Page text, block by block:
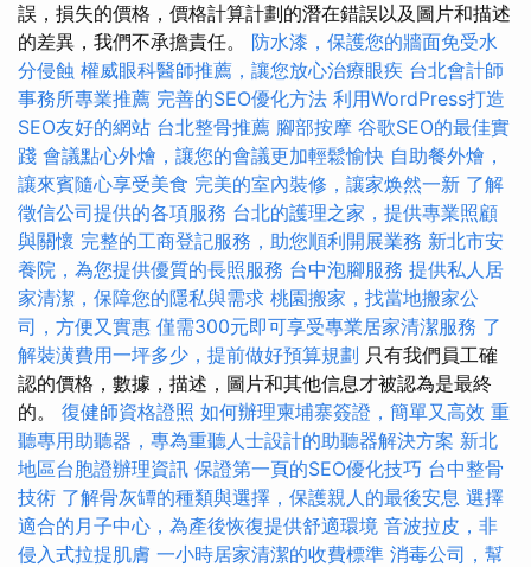
誤，損失的價格，價格計算計劃的潛在錯誤以及圖片和描述
的差異，我們不承擔責任。 防水漆，保護您的牆面免受水
分侵蝕 權威眼科醫師推薦，讓您放心治療眼疾 台北會計師
事務所專業推薦 完善的SEO優化方法 利用WordPress打造
SEO友好的網站 台北整骨推薦 腳部按摩 谷歌SEO的最佳實
踐 會議點心外燴，讓您的會議更加輕鬆愉快 自助餐外燴，
讓來賓隨心享受美食 完美的室內裝修，讓家焕然一新 了解
徵信公司提供的各項服務 台北的護理之家，提供專業照顧
與關懷 完整的工商登記服務，助您順利開展業務 新北市安
養院，為您提供優質的長照服務 台中泡腳服務 提供私人居
家清潔，保障您的隱私與需求 桃園搬家，找當地搬家公
司，方便又實惠 僅需300元即可享受專業居家清潔服務 了
解裝潢費用一坪多少，提前做好預算規劃 只有我們員工確
認的價格，數據，描述，圖片和其他信息才被認為是最終
的。 復健師資格證照 如何辦理柬埔寨簽證，簡單又高效 重
聽專用助聽器，專為重聽人士設計的助聽器解決方案 新北
地區台胞證辦理資訊 保證第一頁的SEO優化技巧 台中整骨
技術 了解骨灰罈的種類與選擇，保護親人的最後安息 選擇
適合的月子中心，為產後恢復提供舒適環境 音波拉皮，非
侵入式拉提肌膚 一小時居家清潔的收費標準 消毒公司，幫